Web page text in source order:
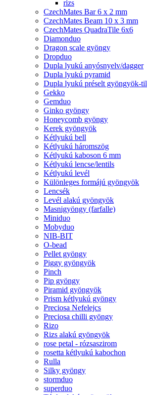
rizs
CzechMates Bar 6 x 2 mm
CzechMates Beam 10 x 3 mm
CzechMates QuadraTile 6x6
Diamonduo
Dragon scale gyöngy
Dropduo
Dupla lyukú anyósnyelv/dagger
Dupla lyukú pyramid
Dupla lyukú préselt gyöngyök-
Gekko
Gemduo
Ginko gyöngy
Honeycomb gyöngy
Kerek gyöngyök
Kétlyukú bell
Kétlyukú háromszög
Kétlyukú kaboson 6 mm
Kétlyukú lencse/lentils
Kétlyukú levél
Különleges formájú gyöngyök
Lencsék
Levél alakú gyöngyök
Masnigyöngy (farfalle)
Miniduo
Mobyduo
NIB-BIT
O-bead
Pellet gyöngy
Piggy gyöngyök
Pinch
Pip gyöngy
Piramid gyöngyök
Prism kétlyukú gyöngy
Preciosa Nefelejcs
Preciosa chilli gyöngy
Rizo
Rizs alakú gyöngyök
rose petal - rózsaszirom
rosetta kétlyukú kabochon
Rulla
Silky gyöngy
stormduo
superduo